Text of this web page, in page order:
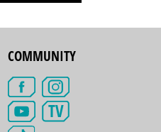
COMMUNITY
TV